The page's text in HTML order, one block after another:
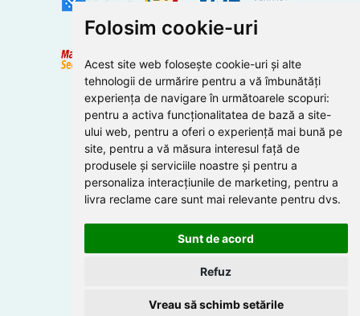
Folosim cookie-uri
Acest site web folosește cookie-uri și alte
tehnologii de urmărire pentru a vă îmbunătăți
experiența de navigare în următoarele scopuri:
pentru a activa funcționalitatea de bază a site-
ului web, pentru a oferi o experiență mai bună pe
site, pentru a vă măsura interesul față de
produsele și serviciile noastre și pentru a
personaliza interacțiunile de marketing, pentru a
livra reclame care sunt mai relevante pentru dvs.
Sunt de acord
Refuz
Vreau să schimb setările